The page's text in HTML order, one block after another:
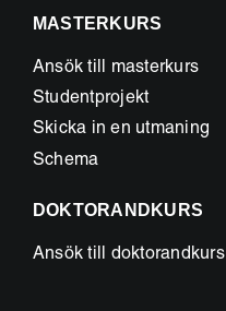
MASTERKURS
Ansök till masterkurs
Studentprojekt
Skicka in en utmaning
Schema
DOKTORANDKURS
Ansök till doktorandkurs